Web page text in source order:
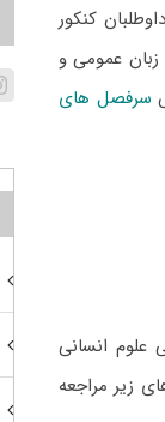
یازدهم اسفند ۱۴۰۱ برگزار شد. داوطلبان کنکور
عمومی و
سرفصل های
علوم انسانی
زیر مراجعه